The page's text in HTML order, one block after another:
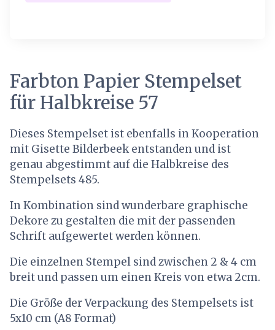
Farbton Papier Stempelset
für Halbkreise 57
Dieses Stempelset ist ebenfalls in Kooperation
mit Gisette Bilderbeek entstanden und ist
genau abgestimmt auf die Halbkreise des
Stempelsets 485.
In Kombination sind wunderbare graphische
Dekore zu gestalten die mit der passenden
Schrift aufgewertet werden können.
Die einzelnen Stempel sind zwischen 2 & 4 cm
breit und passen um einen Kreis von etwa 2cm.
Die Größe der Verpackung des Stempelsets ist
5x10 cm (A8 Format)